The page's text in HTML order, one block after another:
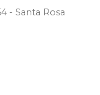
- Santa Rosa